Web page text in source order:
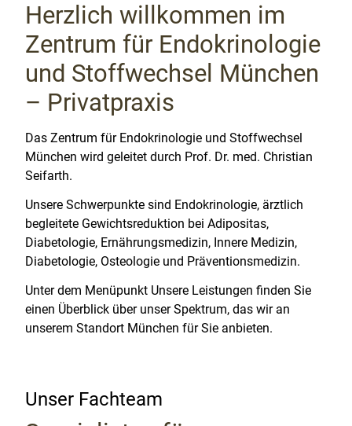
Herzlich willkommen im
Zentrum für Endokrinologie
und Stoffwechsel München
– Privatpraxis
Das Zentrum für Endokrinologie und Stoffwechsel
München wird geleitet durch Prof. Dr. med. Christian
Seifarth.
Unsere Schwerpunkte sind Endokrinologie, ärztlich
begleitete Gewichtsreduktion bei Adipositas,
Diabetologie, Ernährungsmedizin, Innere Medizin,
Diabetologie, Osteologie und Präventionsmedizin.
Unter dem Menüpunkt Unsere Leistungen finden Sie
einen Überblick über unser Spektrum, das wir an
unserem Standort München für Sie anbieten.
Unser Fachteam